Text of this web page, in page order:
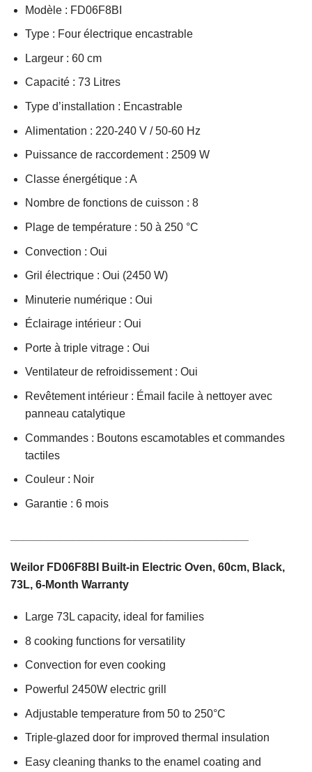
Modèle : FD06F8BI
Type : Four électrique encastrable
Largeur : 60 cm
Capacité : 73 Litres
Type d’installation : Encastrable
Alimentation : 220-240 V / 50-60 Hz
Puissance de raccordement : 2509 W
Classe énergétique : A
Nombre de fonctions de cuisson : 8
Plage de température : 50 à 250 °C
Convection : Oui
Gril électrique : Oui (2450 W)
Minuterie numérique : Oui
Éclairage intérieur : Oui
Porte à triple vitrage : Oui
Ventilateur de refroidissement : Oui
Revêtement intérieur : Émail facile à nettoyer avec
panneau catalytique
Commandes : Boutons escamotables et commandes
tactiles
Couleur : Noir
Garantie : 6 mois
Weilor FD06F8BI Built-in Electric Oven, 60cm, Black,
73L, 6-Month Warranty
Large 73L capacity, ideal for families
8 cooking functions for versatility
Convection for even cooking
Powerful 2450W electric grill
Adjustable temperature from 50 to 250°C
Triple-glazed door for improved thermal insulation
Easy cleaning thanks to the enamel coating and